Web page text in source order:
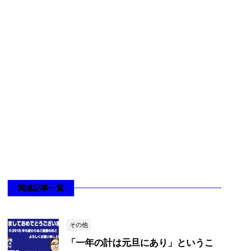
関連記事一覧
その他
「一年の計は元旦にあり」というこ